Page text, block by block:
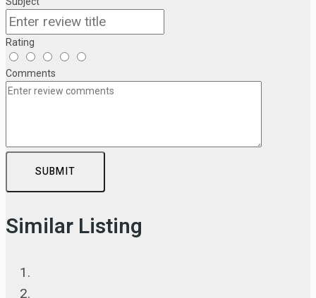
Rating
Comments
SUBMIT
Similar Listing